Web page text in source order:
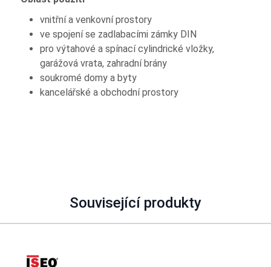
vnitřní a venkovní prostory
ve spojení se zadlabacími zámky DIN
pro výtahové a spínací cylindrické vložky,
garážová vrata, zahradní brány
soukromé domy a byty
kancelářské a obchodní prostory
Související produkty